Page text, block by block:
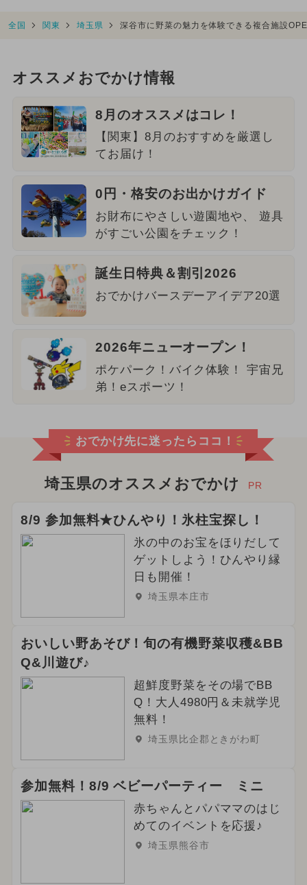
全国 関東 埼玉県 深谷市に野菜の魅力を体験できる複合施設
オススメおでかけ情報
8月のオススメはコレ！
【関東】8月のおすすめを厳選し
てお届け！
0円・格安のお出かけガイド
お財布にやさしい遊園地や、 遊具
がすごい公園をチェック！
誕生日特典＆割引2026
おでかけバースデーアイデア20選
2026年ニューオープン！
ポケパーク！バイク体験！ 宇宙兄
弟！eスポーツ！
おでかけ先に迷ったらココ！
埼玉県のオススメおでかけ PR
8/9 参加無料★ひんやり！氷柱宝探し！
氷の中のお宝をほりだして
ゲットしよう！ひんやり縁
日も開催！
埼玉県本庄市
おいしい野あそび！旬の有機野菜収穫&BB
Q&川遊び♪
超鮮度野菜をその場でBB
Q！大人4980円＆未就学児
無料！
埼玉県比企郡ときがわ町
参加無料！8/9 ベビーパーティー ミニ
赤ちゃんとパパママのはじ
めてのイベントを応援♪
埼玉県熊谷市